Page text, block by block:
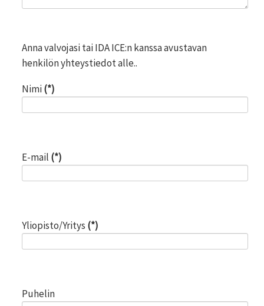
Anna valvojasi tai IDA ICE:n kanssa avustavan
henkilön yhteystiedot alle..
Nimi(*)
E-mail (*)
Yliopisto/Yritys (*)
Puhelin